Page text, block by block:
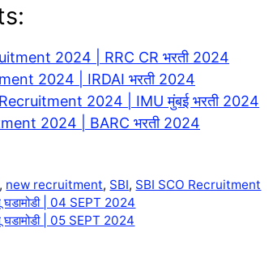
2024 | RRC CR भरती 2024
2024 | IRDAI भरती 2024
2024 | IMU मुंबई भरती 2024
2024 | BARC भरती 2024
, new recruitment, SBI, SBI SCO Recruitment
| 04 SEPT 2024
| 05 SEPT 2024